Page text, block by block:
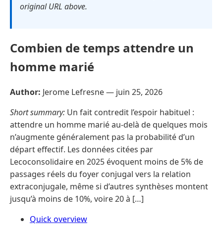
original URL above.
Combien de temps attendre un
homme marié
Author: Jerome Lefresne — juin 25, 2026
Short summary: Un fait contredit l’espoir habituel :
attendre un homme marié au-delà de quelques mois
n’augmente généralement pas la probabilité d’un
départ effectif. Les données citées par
Lecoconsolidaire en 2025 évoquent moins de 5% de
passages réels du foyer conjugal vers la relation
extraconjugale, même si d’autres synthèses montent
jusqu’à moins de 10%, voire 20 à […]
Quick overview